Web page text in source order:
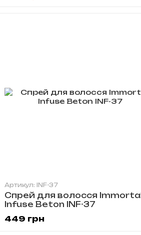
Артикул: INF-37
Спрей для волосся Immortal
Infuse Beton INF-37
449 грн